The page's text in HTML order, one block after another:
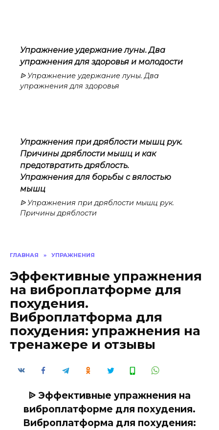
ГЛАВНАЯ » УПРАЖНЕНИЯ
Эффективные упражнения
на виброплатформе для
похудения.
Виброплатформа для
похудения: упражнения на
тренажере и отзывы
ᐉ Эффективные упражнения на
виброплатформе для похудения.
Виброплатформа для похудения:
Упражнение удержание луны. Два
упражнения для здоровья и молодости
ᐉ Упражнение удержание луны. Два
упражнения для здоровья
Упражнения при дряблости мышц рук.
Причины дряблости мышц и как
предотвратить дряблость.
Упражнения для борьбы с вялостью
мышц
ᐉ Упражнения при дряблости мышц рук.
Причины дряблости